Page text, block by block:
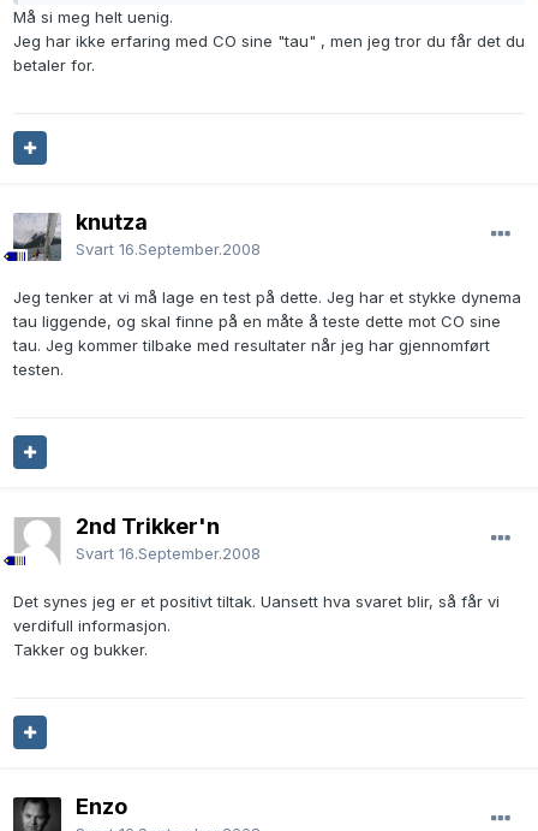
Må si meg helt uenig.
Jeg har ikke erfaring med CO sine "tau" , men jeg tror du får det du
betaler for.
knutza
Svart 16.September.2008
Jeg tenker at vi må lage en test på dette. Jeg har et stykke dynema
tau liggende, og skal finne på en måte å teste dette mot CO sine
tau. Jeg kommer tilbake med resultater når jeg har gjennomført
testen.
2nd Trikker'n
Svart 16.September.2008
Det synes jeg er et positivt tiltak. Uansett hva svaret blir, så får vi
verdifull informasjon.
Takker og bukker.
Enzo